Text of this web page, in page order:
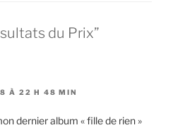
du Prix”
À 22 H 48 MIN
dernier album « fille de rien »